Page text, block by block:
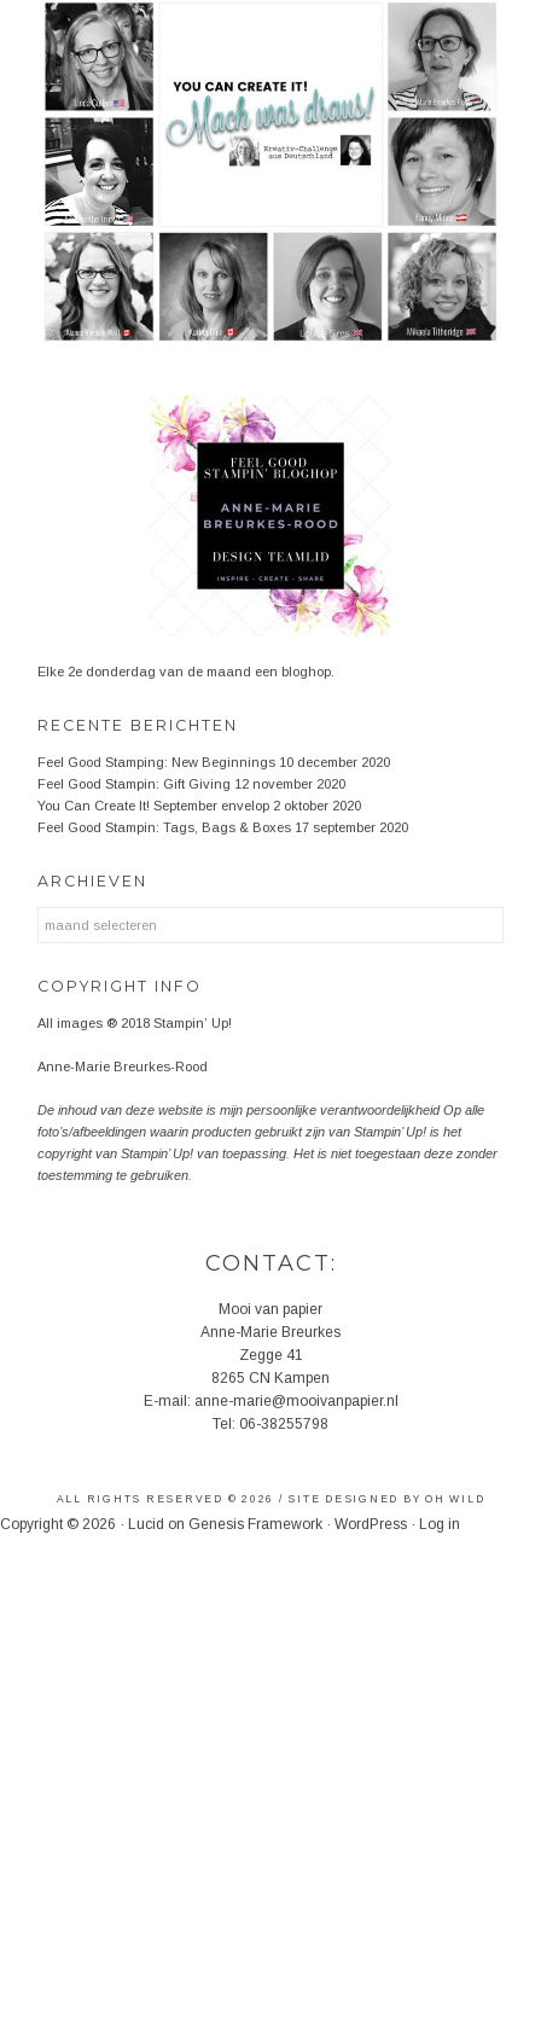
Elke 2e donderdag van de maand een bloghop.
RECENTE BERICHTEN
Feel Good Stamping: New Beginnings 10 december 2020
Feel Good Stampin: Gift Giving 12 november 2020
You Can Create It! September envelop 2 oktober 2020
Feel Good Stampin: Tags, Bags & Boxes 17 september 2020
ARCHIEVEN
COPYRIGHT INFO
All images ® 2018 Stampin’ Up!
Anne-Marie Breurkes-Rood
De inhoud van deze website is mijn persoonlijke verantwoordelijkheid Op alle
foto’s/afbeeldingen waarin producten gebruikt zijn van Stampin’ Up! is het
copyright van Stampin’ Up! van toepassing. Het is niet toegestaan deze zonder
toestemming te gebruiken.
CONTACT:
Mooi van papier
Anne-Marie Breurkes
Zegge 41
8265 CN Kampen
E-mail: anne-marie@mooivanpapier.nl
Tel: 06-38255798
ALL RIGHTS RESERVED © 2026 / SITE DESIGNED BYOH WILD
Copyright © 2026 · Lucid on Genesis Framework · WordPress · Log in